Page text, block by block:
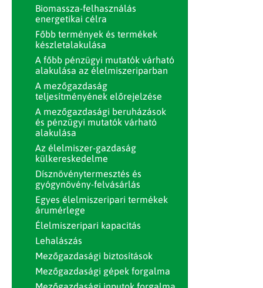
Biomassza-felhasználás
energetikai célra
Főbb termények és termékek
készletalakulása
A főbb pénzügyi mutatók várható
alakulása az élelmiszeriparban
A mezőgazdaság
teljesítményének előrejelzése
A mezőgazdasági beruházások
és pénzügyi mutatók várható
alakulása
Az élelmiszer-gazdaság
külkereskedelme
Dísznövénytermesztés és
gyógynövény-felvásárlás
Egyes élelmiszeripari termékek
árumérlege
Élelmiszeripari kapacitás
Lehalászás
Mezőgazdasági biztosítások
Mezőgazdasági gépek forgalma